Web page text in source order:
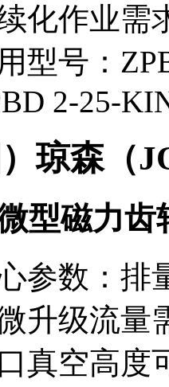
化作业需
型号：
2-25-
）琼森（
型磁力齿
参数：排
升级流量
真空高度